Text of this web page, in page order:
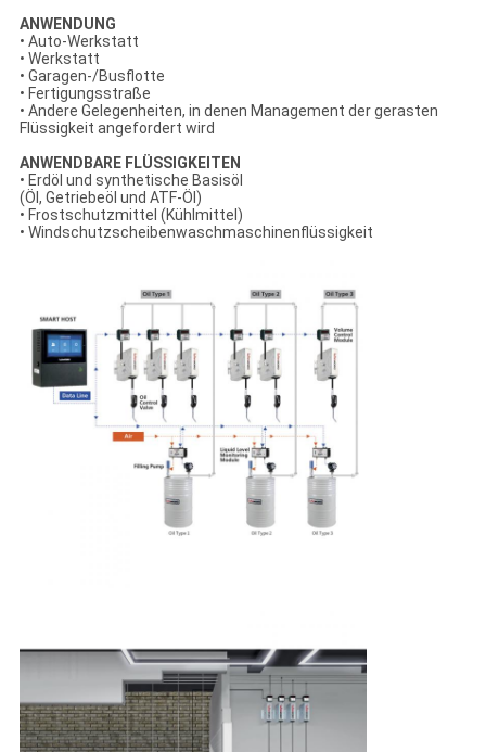
ANWENDUNG
• Auto-Werkstatt
• Werkstatt
• Garagen-/Busflotte
• Fertigungsstraße
• Andere Gelegenheiten, in denen Management der gerasten
Flüssigkeit angefordert wird
ANWENDBARE FLÜSSIGKEITEN
• Erdöl und synthetische Basisöl
(Öl, Getriebeöl und ATF-Öl)
• Frostschutzmittel (Kühlmittel)
• Windschutzscheibenwaschmaschinenflüssigkeit